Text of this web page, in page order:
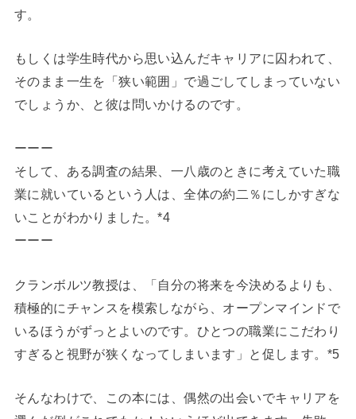
す。
もしくは学生時代から思い込んだキャリアに囚われて、
そのまま一生を「狭い範囲」で過ごしてしまっていない
でしょうか、と彼は問いかけるのです。
ーーー
そして、ある調査の結果、一八歳のときに考えていた職
業に就いているという人は、全体の約二％にしかすぎな
いことがわかりました。*4
ーーー
クランボルツ教授は、「自分の将来を今決めるよりも、
積極的にチャンスを模索しながら、オープンマインドで
いるほうがずっとよいのです。ひとつの職業にこだわり
すぎると視野が狭くなってしまいます」と促します。*5
そんなわけで、この本には、偶然の出会いでキャリアを